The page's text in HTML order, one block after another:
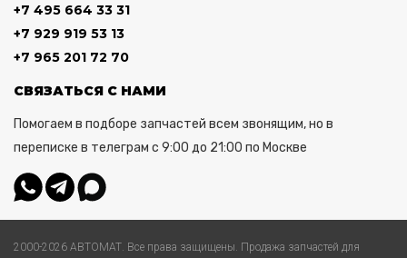
+7 495 664 33 31
+7 929 919 53 13
+7 965 201 72 70
СВЯЗАТЬСЯ С НАМИ
Помогаем в подборе запчастей всем звонящим, но в
переписке в телеграм с 9:00 до 21:00 по Москве
2000-2026 АВТОМАТ. Все права защищены. Продажа запчастей для